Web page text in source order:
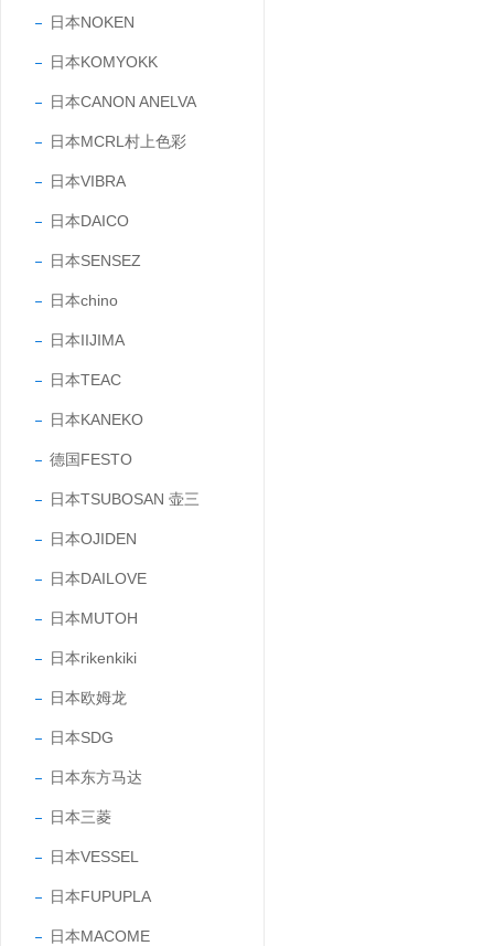
日本NOKEN
日本KOMYOKK
日本CANON ANELVA
日本MCRL村上色彩
日本VIBRA
日本DAICO
日本SENSEZ
日本chino
日本IIJIMA
日本TEAC
日本KANEKO
德国FESTO
日本TSUBOSAN 壶三
日本OJIDEN
日本DAILOVE
日本MUTOH
日本rikenkiki
日本欧姆龙
日本SDG
日本东方马达
日本三菱
日本VESSEL
日本FUPUPLA
日本MACOME